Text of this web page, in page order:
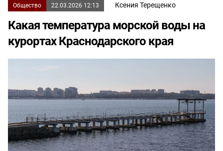
Общество 22.03.2026 12:13 Ксения Терещенко
Какая температура морской воды на
курортах Краснодарского края